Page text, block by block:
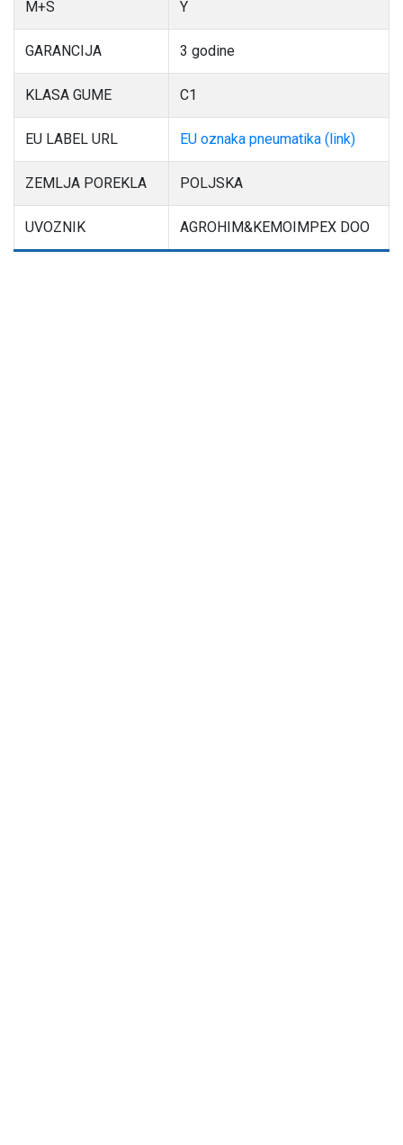
M+S Y
GARANCIJA 3 godine
KLASA GUME C1
EU LABEL URL EU oznaka pneumatika (link)
ZEMLJA POREKLA POLJSKA
UVOZNIK AGROHIM&KEMOIMPEX DOO